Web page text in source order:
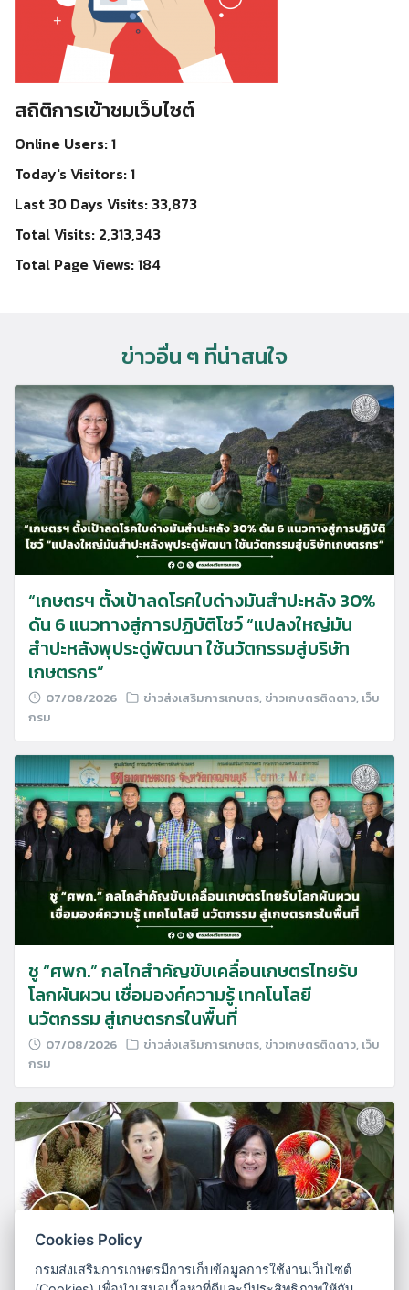
สถิติการเข้าชมเว็บไซต์
Online Users:1
Today's Visitors:1
Last 30 Days Visits: 33,873
Total Visits: 2,313,343
Total Page Views:184
ข่าวอื่น ๆ ที่น่าสนใจ
“เกษตรฯ ตั้งเป้าลดโรคใบด่างมันสำปะหลัง 30%
ดัน 6 แนวทางสู่การปฏิบัติโชว์ “แปลงใหญ่มัน
สำปะหลังพุประดู่พัฒนา ใช้นวัตกรรมสู่บริษัท
เกษตรกร”
07/08/2026 ข่าวส่งเสริมการเกษตร, ข่าวเกษตรติดดาว, เว็บ
กรม
ชู “ศพก.” กลไกสำคัญขับเคลื่อนเกษตรไทยรับ
โลกผันผวน เชื่อมองค์ความรู้ เทคโนโลยี
นวัตกรรม สู่เกษตรกรในพื้นที่
07/08/2026 ข่าวส่งเสริมการเกษตร, ข่าวเกษตรติดดาว, เว็บ
กรม
Cookies Policy
กรมส่งเสริมการเกษตรมีการเก็บข้อมูลการใช้งานเว็บไซต์